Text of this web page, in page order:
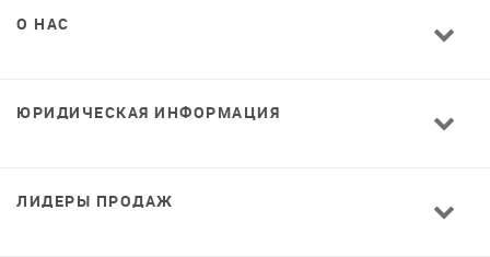
О НАС
ЮРИДИЧЕСКАЯ ИНФОРМАЦИЯ
ЛИДЕРЫ ПРОДАЖ